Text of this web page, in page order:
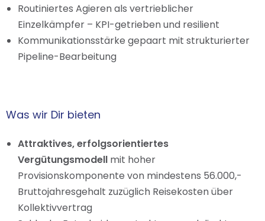
Routiniertes Agieren als vertrieblicher
Einzelkämpfer – KPI-getrieben und resilient
Kommunikationsstärke gepaart mit strukturierter
Pipeline-Bearbeitung
Was wir Dir bieten
Attraktives, erfolgsorientiertes
Vergütungsmodell mit hoher
Provisionskomponente von mindestens 56.000,-
Bruttojahresgehalt zuzüglich Reisekosten über
Kollektivvertrag